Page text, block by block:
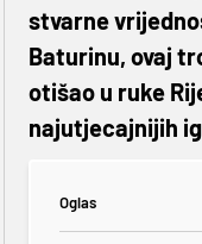
stvarne
Baturinu, ovaj
otišao u ruke
najutjecajnijih
Oglas